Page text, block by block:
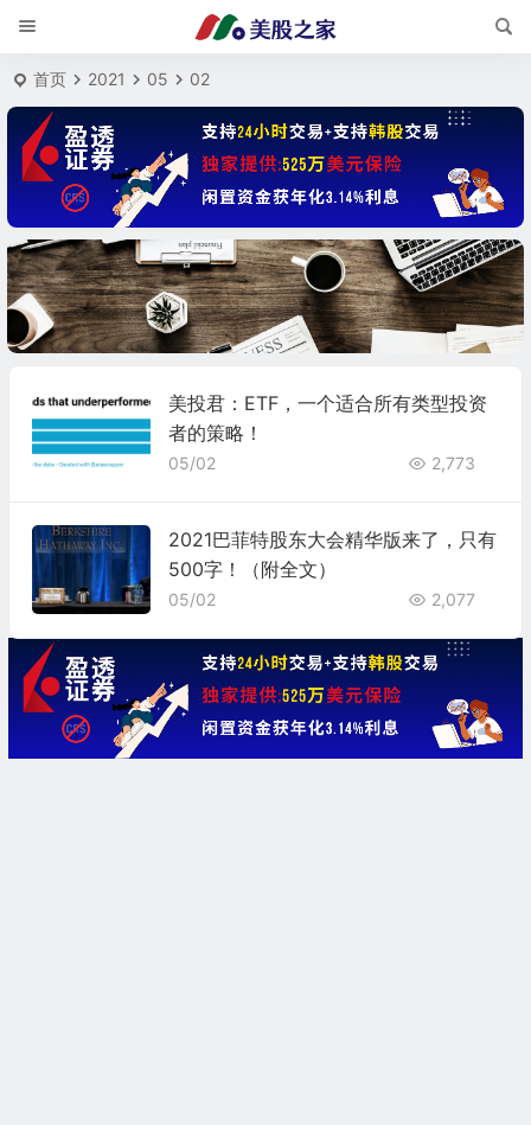
首页 2021 05 02
美投君：ETF，一个适合所有类型投资
者的策略！
05/02 2,773
2021巴菲特股东大会精华版来了，只有
500字！（附全文）
05/02 2,077